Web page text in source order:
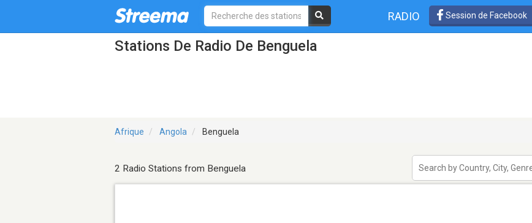
RADIO Session de Facebook
Stations De Radio De Benguela
Afrique Angola Benguela
2 Radio Stations from Benguela